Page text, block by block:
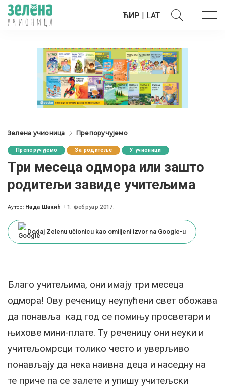
ЋИР | LAT
Зелена учионица Препоручујемо
Препоручујемо За родитеље У учионици
Три месеца одмора или зашто
родитељи завиде учитељима
Posted
Аутор: Нада Шакић 1. фебруар 2017.
Dodaj Zelenu učionicu kao omiljeni izvor na Google-u
Благо учитељима, они имају три месеца
одмора! Ову реченицу неупућени свет обожава
да понавља кад год се помињу просветари и
њихове мини-плате. Ту реченицу они неуки и
учитељомрсци толико често и уверљиво
понављају да нека наивна деца и наседну на
те приче па се залете и упишу учитељски